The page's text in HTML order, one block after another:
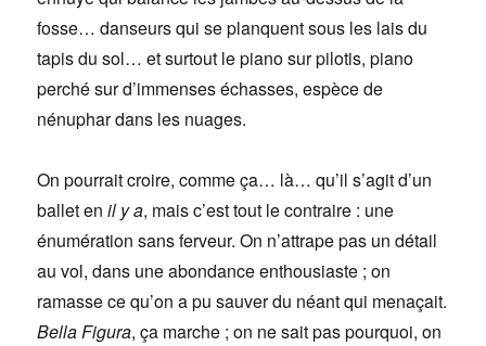
fosse… danseurs qui se planquent sous les lais du
tapis du sol… et surtout le piano sur pilotis, piano
perché sur d’immenses échasses, espèce de
nénuphar dans les nuages.
On pourrait croire, comme ça… là… qu’il s’agit d’un
ballet enil y a, mais c’est tout le contraire : une
énumération sans ferveur. On n’attrape pas un détail
au vol, dans une abondance enthousiaste ; on
ramasse ce qu’on a pu sauver du néant qui menaçait.
Bella Figura, ça marche ; on ne sait pas pourquoi, on